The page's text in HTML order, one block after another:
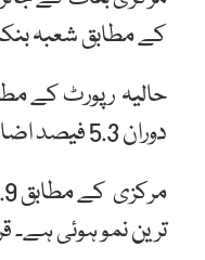
کے مطابق شعبہ
دوران 5.3 فیصد اضافہ ہوا ۔
ترین نمو ہوئی